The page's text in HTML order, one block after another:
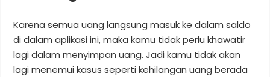
Karena semua uang langsung masuk ke dalam saldo
di dalam aplikasi ini, maka kamu tidak perlu khawatir
lagi dalam menyimpan uang. Jadi kamu tidak akan
lagi menemui kasus seperti kehilangan uang berada